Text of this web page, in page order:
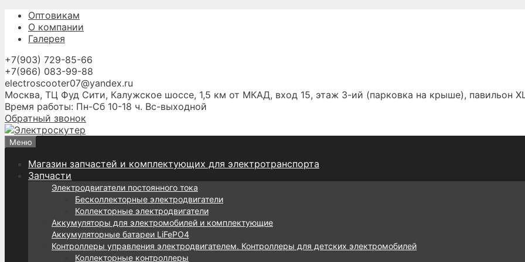
Перейти
содержимому
Оптовикам
О компании
Галерея
+7(903) 729-85-66
+7(966) 083-99-88
electroscooter07@yandex.ru
Москва, ТЦ Фуд Сити, Калужское шоссе, 1,5 км от МКАД, вход 15, этаж 3-ий (парковка на крыше), павильон
Время работы: Пн-Сб 10-18 ч. Вс-выходной
Обратный звонок
Меню
Магазин запчастей и комплектующих для электротранспорта
Запчасти
Электродвигатели постоянного тока
Бесколлекторные электродвигатели
Коллекторные электродвигатели
Аккумуляторы для электромобилей и комплектующие
Аккумуляторные батареи LiFePO4
Контроллеры управления электродвигателем. Контроллеры для детских электромобилей
Коллекторные контроллеры